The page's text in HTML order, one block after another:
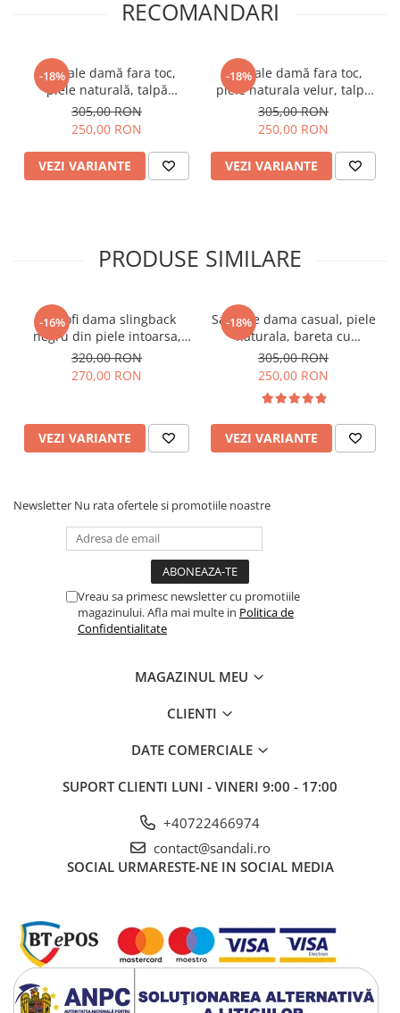
RECOMANDARI
-18%
Sandale damă fara toc,
piele naturală, talpă
ușoară, catarama, negru
305,00 RON
250,00 RON
VEZI VARIANTE
-18%
Sandale damă fara toc,
piele naturala velur, talpă
ușoară, catarame lacuite,
negru
305,00 RON
250,00 RON
VEZI VARIANTE
PRODUSE SIMILARE
-16%
Pantofi dama slingback
negru din piele intoarsa,
varf patrat, toc 4 cm
320,00 RON
270,00 RON
VEZI VARIANTE
-18%
Sandale dama casual, piele
naturala, bareta cu
catarama, talpa usoara,
crampoane, bej, linii aurii,
305,00 RON
250,00 RON
VEZI VARIANTE
Newsletter Nu rata ofertele si promotiile noastre
Vreau sa primesc newsletter cu promotiile
magazinului. Afla mai multe in Politica de
Confidentialitate
MAGAZINUL MEU
CLIENTI
DATE COMERCIALE
SUPORT CLIENTI LUNI - VINERI 9:00 - 17:00
+40722466974
contact@sandali.ro
SOCIAL URMARESTE-NE IN SOCIAL MEDIA